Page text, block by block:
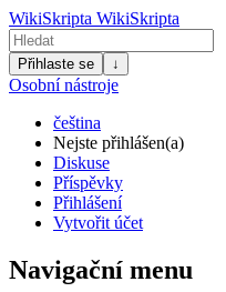
WikiSkripta WikiSkripta
Přihlaste se ↓
Osobní nástroje
čeština
Nejste přihlášen(a)
Diskuse
Příspěvky
Přihlášení
Vytvořit účet
Navigační menu